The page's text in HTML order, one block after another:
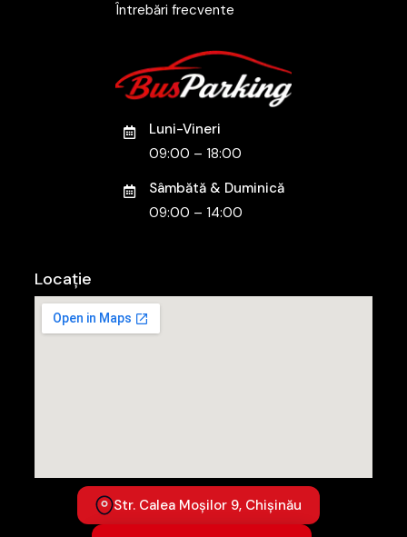
Întrebări frecvente
Luni-Vineri
09:00 – 18:00
Sâmbătă & Duminică
09:00 – 14:00
Locație
Str. Calea Moșilor 9, Chișinău